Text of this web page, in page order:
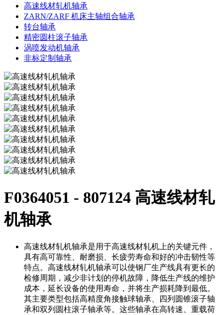
高速线材轧机轴承
ZARN/ZARF 机床主轴组合轴承
转台轴承
精密圆柱滚子轴承
涡喷发动机轴承
非标定制轴承
F0364051 - 807124 高速线材轧
机轴承
高速线材轧机轴承是用于高速线材轧机上的关键元件，
具有高可靠性、耐磨损、长疲劳寿命和好的冲击韧性等
特点。‌高速线材轧机轴承可以使钢厂生产线具有更长的
检修周期，减少非计划的停机故障，降低生产线的维护
成本，延长设备的使用寿命，并将生产损耗降到最低。
其主要类型包括高精度角接触球轴承、四列圆锥滚子轴
承和双列圆柱滚子轴承等。这些轴承在高转速、重载荷